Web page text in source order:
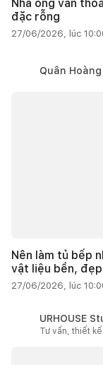
Nhà ống vẫn
đặc rỗng
27/06/2026, lúc
Quân Hoàng
Nên làm tủ bếp
vật liệu bền,
27/06/2026, lúc
URHOUSE
Tư vấn, thiết